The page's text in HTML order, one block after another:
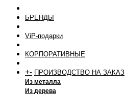
БРЕНДЫ
ViP-подарки
КОРПОРАТИВНЫЕ
+- ПРОИЗВОДСТВО НА ЗАКАЗ
Из металла
Из дерева